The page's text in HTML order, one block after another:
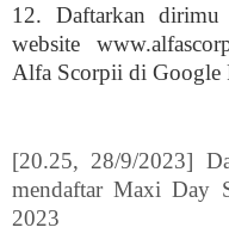
12. Daftarkan dirimu
website
Alfa Scorpii di Google
[20.25, 28/9/2023]
mendaftar Maxi Day
2023